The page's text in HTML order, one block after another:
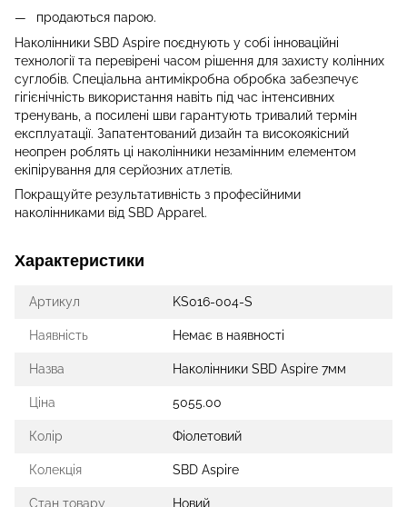
продаються парою.
Наколінники SBD Aspire поєднують у собі інноваційні
технології та перевірені часом рішення для захисту колінних
суглобів. Спеціальна антимікробна обробка забезпечує
гігієнічність використання навіть під час інтенсивних
тренувань, а посилені шви гарантують тривалий термін
експлуатації. Запатентований дизайн та високоякісний
неопрен роблять ці наколінники незамінним елементом
екіпірування для серйозних атлетів.
Покращуйте результативність з професійними
наколінниками від SBD Apparel.
Характеристики
Артикул KS016-004-S
Наявність Немає в наявності
Назва Наколінники SBD Aspire 7мм
Ціна 5055.00
Колір Фіолетовий
Колекція SBD Aspire
Стан товару Новий